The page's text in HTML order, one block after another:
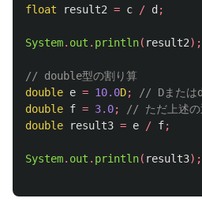
float
result2 = c / d ;
System. out . println( result2);
// double型の割り算
double e = 10.0D;
// Dまたは
double f = 3.0;
// ただ上述の
double
result3 = e / f;
System. out . println( result3);